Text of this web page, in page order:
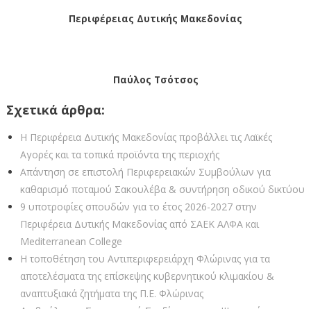
Περιφέρειας Δυτικής Μακεδονίας
Παύλος Τσότσος
Σχετικά άρθρα:
Η Περιφέρεια Δυτικής Μακεδονίας προβάλλει τις Λαϊκές
Αγορές και τα τοπικά προϊόντα της περιοχής
Απάντηση σε επιστολή Περιφερειακών Συμβούλων για
καθαρισμό ποταμού Σακουλέβα & συντήρηση οδικού δικτύου
9 υποτροφίες σπουδών για το έτος 2026-2027 στην
Περιφέρεια Δυτικής Μακεδονίας από ΣΑEK ΑΛΦΑ και
Mediterranean College
Η τοποθέτηση του Αντιπεριφερειάρχη Φλώρινας για τα
αποτελέσματα της επίσκεψης κυβερνητικού κλιμακίου &
αναπτυξιακά ζητήματα της Π.Ε. Φλώρινας